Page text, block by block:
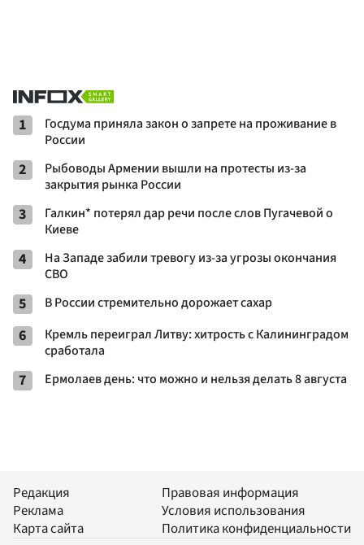
1
Госдума приняла закон о запрете на проживание в
России
2
Рыбоводы Армении вышли на протесты из-за
закрытия рынка России
3
Галкин* потерял дар речи после слов Пугачевой о
Киеве
4
На Западе забили тревогу из-за угрозы окончания
СВО
5 В России стремительно дорожает сахар
6
Кремль переиграл Литву: хитрость с Калининградом
сработала
7 Ермолаев день: что можно и нельзя делать 8 августа
Редакция
Реклама
Карта сайта
Правовая информация
Условия использования
Политика конфиденциальности